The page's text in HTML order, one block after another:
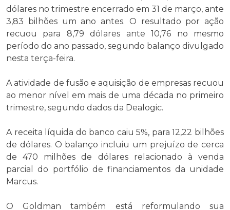
dólares no trimestre encerrado em 31 de março, ante
3,83 bilhões um ano antes. O resultado por ação
recuou para 8,79 dólares ante 10,76 no mesmo
período do ano passado, segundo balanço divulgado
nesta terça-feira.
A atividade de fusão e aquisição de empresas recuou
ao menor nível em mais de uma década no primeiro
trimestre, segundo dados da Dealogic.
A receita líquida do banco caiu 5%, para 12,22 bilhões
de dólares. O balanço incluiu um prejuízo de cerca
de 470 milhões de dólares relacionado à venda
parcial do portfólio de financiamentos da unidade
Marcus.
O Goldman também está reformulando sua